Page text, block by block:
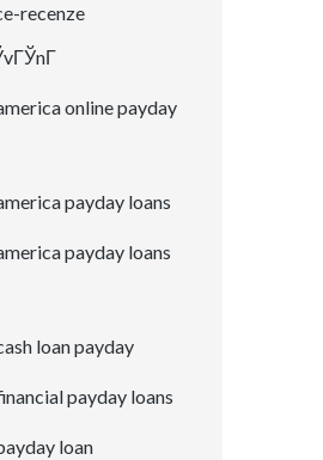
recenze
online payday
payday loans
payday loans
loan payday
payday loans
loan